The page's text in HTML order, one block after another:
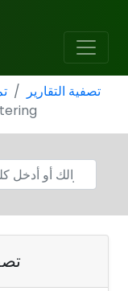
تصفية التقارير